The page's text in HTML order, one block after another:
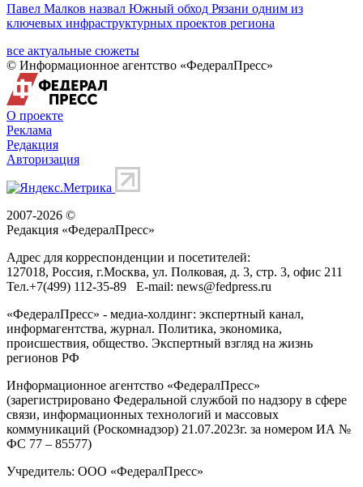
Павел Малков назвал Южный обход Рязани одним из
ключевых инфраструктурных проектов региона
все актуальные сюжеты
© Информационное агентство «ФедералПресс»
О проекте
Реклама
Редакция
Авторизация
2007-2026 ©
Редакция «ФедералПресс»
Адрес для корреспонденции и посетителей:
127018, Россия, г.Москва, ул. Полковая, д. 3, стр. 3, офис 211
Тел.+7(499) 112-35-89 E-mail: news@fedpress.ru
«ФедералПресс» - медиа-холдинг: экспертный канал,
информагентства, журнал. Политика, экономика,
происшествия, общество. Экспертный взгляд на жизнь
регионов РФ
Информационное агентство «ФедералПресс»
(зарегистрировано Федеральной службой по надзору в сфере
связи, информационных технологий и массовых
коммуникаций (Роскомнадзор) 21.07.2023г. за номером ИА №
ФС 77 – 85577)
Учредитель: ООО «ФедералПресс»